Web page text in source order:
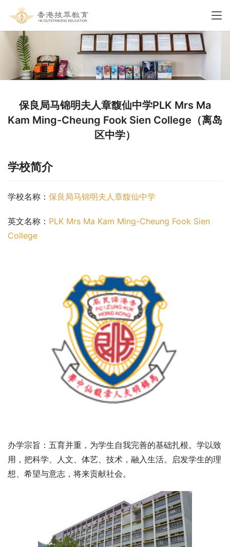
保良局马锦明夫人章馥仙中学PLK Mrs Ma
Kam Ming-Cheung Fook Sien College（离岛
区中学）
学校简介
学校名称： 保良局马锦明夫人章馥仙中学
英文名称： PLK Mrs Ma Kam Ming-Cheung Fook Sien
College
办学宗旨：五育并重，为学生自我完善的基础扎根。学以致
用，把科学、人文、体艺、技术，融入生活。启发学生的理
想、希望与意志，将来贡献社会。